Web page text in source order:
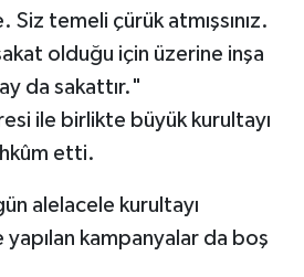
temeli çürük atmışsınız.
olduğu için üzerine inşa
da sakattır."
ile birlikte büyük kurultayı
etti.
alelacele kurultayı
yapılan kampanyalar da boş